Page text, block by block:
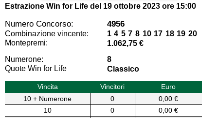
Estrazione Win for Life del 19 ottobre 2023 ore 15:00
Numero Concorso: 4956
Combinazione vincente:
1 4 5 7 8 10 17 18 19 20
Montepremi:
1.062,75 €
Numerone:
8
Quote Win for Life
Classico
Vincita Vincitori
Euro
10 + Numerone
0
0,00 €
10
0
0,00 €